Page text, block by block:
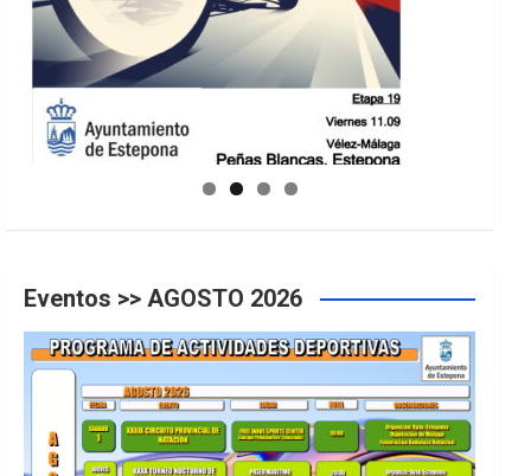
GUIA DE INSTALACIONES DEPORTIVAS
Eventos >> AGOSTO 2026